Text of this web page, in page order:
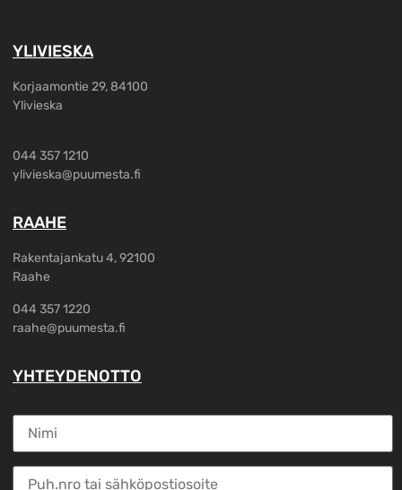
YLIVIESKA
Korjaamontie 29, 84100
Ylivieska
044 357 1210
ylivieska@puumesta.fi
RAAHE
Rakentajankatu 4, 92100
Raahe
044 357 1220
raahe@puumesta.fi
YHTEYDENOTTO